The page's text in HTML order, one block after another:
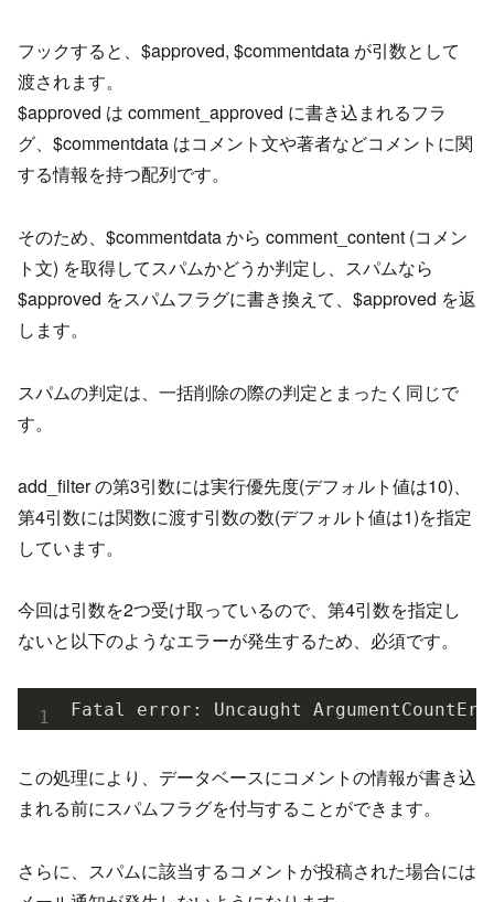
フックすると、$approved, $commentdata が引数として
渡されます。
$approved は comment_approved に書き込まれるフラ
グ、$commentdata はコメント文や著者などコメントに関
する情報を持つ配列です。
そのため、$commentdata から comment_content (コメン
ト文) を取得してスパムかどうか判定し、スパムなら
$approved をスパムフラグに書き換えて、$approved を返
します。
スパムの判定は、一括削除の際の判定とまったく同じで
す。
add_filter の第3引数には実行優先度(デフォルト値は10)、
第4引数には関数に渡す引数の数(デフォルト値は1)を指定
しています。
今回は引数を2つ受け取っているので、第4引数を指定し
ないと以下のようなエラーが発生するため、必須です。
Fatal error: Uncaught
この処理により、データベースにコメントの情報が書き込
まれる前にスパムフラグを付与することができます。
さらに、スパムに該当するコメントが投稿された場合には